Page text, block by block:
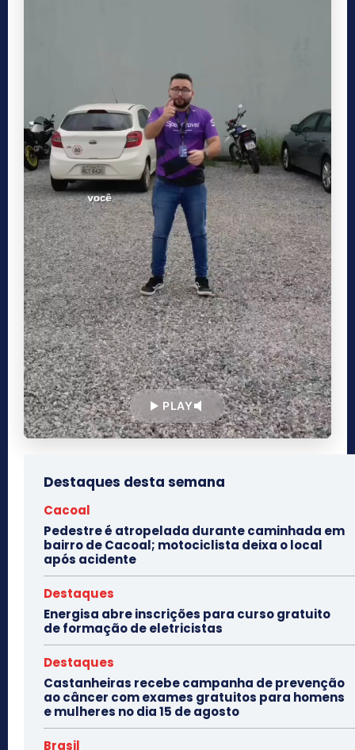
PLAY
Destaques desta semana
Cacoal
Pedestre é atropelada durante caminhada em
bairro de Cacoal; motociclista deixa o local
após acidente
Destaques
Energisa abre inscrições para curso gratuito
de formação de eletricistas
Destaques
Castanheiras recebe campanha de prevenção
ao câncer com exames gratuitos para homens
e mulheres no dia 15 de agosto
Brasil